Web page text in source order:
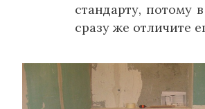
стандарту, потому
сразу же отличите